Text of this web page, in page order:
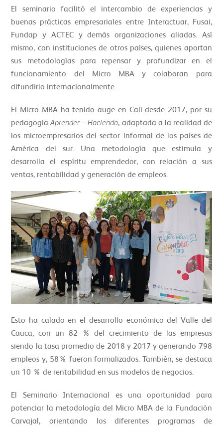
El seminario facilitó el intercambio de experiencias y
buenas prácticas empresariales entre Interactuar, Fusai,
Fundap y ACTEC y demás organizaciones aliadas. Así
mismo, con instituciones de otros países, quienes aportan
sus metodologías para repensar y profundizar en el
funcionamiento del Micro MBA y colaboran para
difundirlo internacionalmente.
El Micro MBA ha tenido auge en Cali desde 2017, por su
pedagogíaAprender – Haciendo, adaptada a la realidad de
los microempresarios del sector informal de los países de
América del sur. Una metodología que estimula y
desarrolla el espíritu emprendedor, con relación a sus
ventas, rentabilidad y generación de empleos.
Esto ha calado en el desarrollo económico del Valle del
Cauca, con un 82 % del crecimiento de las empresas
siendo la tasa promedio de 2018 y 2017 y generando 798
empleos y, 58% fueron formalizados. También, se destaca
un 10 % de rentabilidad en sus modelos de negocios.
El Seminario Internacional es una oportunidad para
potenciar la metodología del Micro MBA de la Fundación
Carvajal, orientando los diferentes programas de